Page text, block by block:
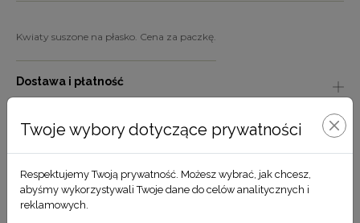
Kwiaty suszone na płasko. Cena za paczkę.
Dostawa i płatność
Pielęgnacja
Twoje wybory dotyczące prywatności
Respektujemy Twoją prywatność. Możesz wybrać, jak chcesz,
abyśmy wykorzystywali Twoje dane do celów analitycznych i
reklamowych.